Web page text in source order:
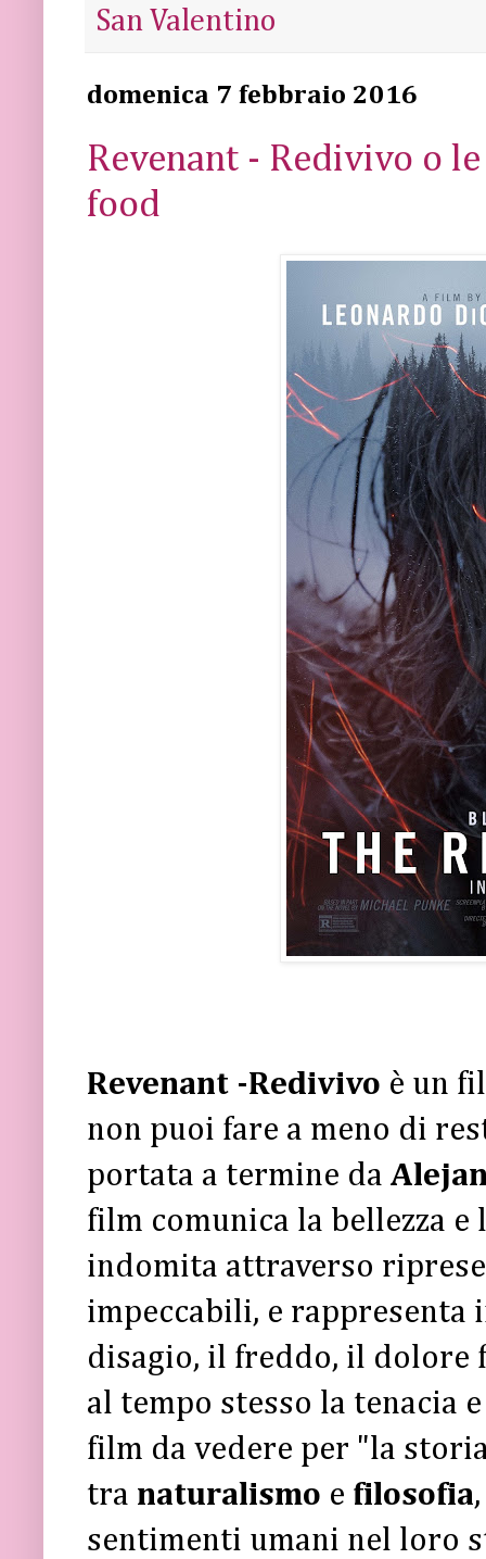
San Valentino
domenica 7 febbraio 2016
Revenant - Redivivo o
food
Revenant -Redivivo è un
non puoi fare a meno di
portata a termine da
film comunica la bellezza
indomita attraverso
impeccabili, e
disagio, il freddo, il dolore
al tempo stesso la tenacia
film da vedere per "la
tra naturalismo e filosofia
sentimenti umani nel loro